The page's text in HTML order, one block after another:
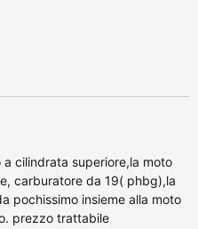
cilindrata superiore,la moto
carburatore da 19( phbg),la
pochissimo insieme alla moto
prezzo trattabile